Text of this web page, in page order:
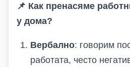
📌 Как пренасяме
у дома?
Вербално: говорим
работата, често